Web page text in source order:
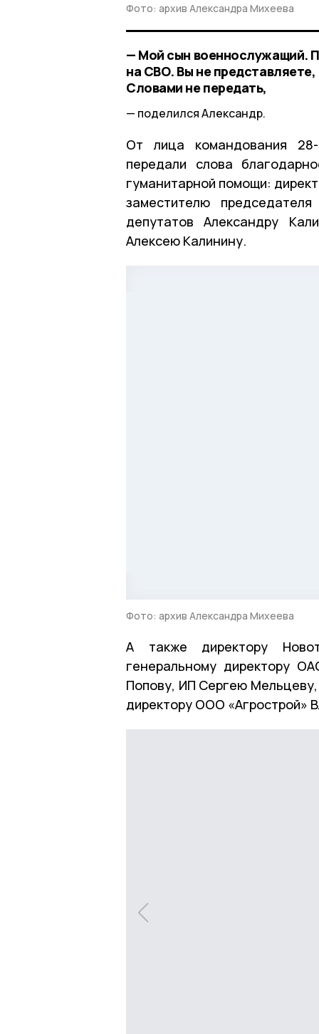
Фото: архив Александра Михеева
— Мой сын военнослужащий.
на СВО. Вы не
Словами не передать,
поделился Александр.
От лица командования
передали слова
гуманитарной помощи:
заместителю
депутатов Александру
Алексею Калинину.
Фото: архив Александра Михеева
А также директору
генеральному директору
Попову, ИП Сергею
директору ООО «Агрострой»